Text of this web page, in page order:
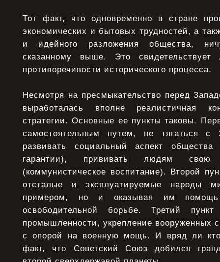
Тот факт, что одновременно в стране
экономических и бытовых трудностей, а
и идейного разложения общества,
сказанному выше. Это
противоречивости исторического процесса.
Несмотря на пресмыкательство перед
выработалась вполне реалистичная
стратегии. Основные ее пункты таковы.
самостоятельным путем, не тягаться с
развивать социальный аспект
гарантии), прививать людям свою
(коммунистическое воспитание). Второй
отсталые и эксплуатируемые народы
примером, но и оказывая им
освободительной борьбе. Третий
промышленности, укрепление вооруженных
с опорой на военную мощь. И вряд ли кто
факт, что Советский Союз добился